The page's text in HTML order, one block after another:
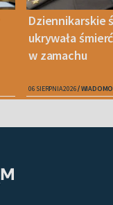
Dziennikarskie
ukrywała
w zamachu
06 SIERPNIA 2026